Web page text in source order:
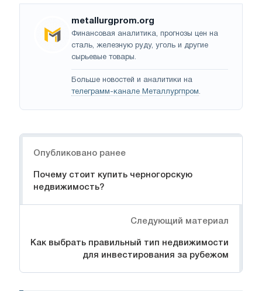
metallurgprom.org
Финансовая аналитика, прогнозы цен на
сталь, железную руду, уголь и другие
сырьевые товары.
Больше новостей и аналитики на
телеграмм-канале Металлургпром.
Опубликовано ранее
Почему стоит купить черногорскую
недвижимость?
Следующий материал
Как выбрать правильный тип недвижимости
для инвестирования за рубежом